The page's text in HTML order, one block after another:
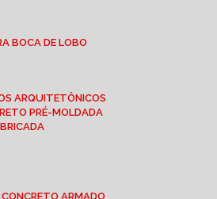
BOCA DE LOBO
ARQUITETÔNICOS
PRÉ-MOLDADA
CONCRETO ARMADO